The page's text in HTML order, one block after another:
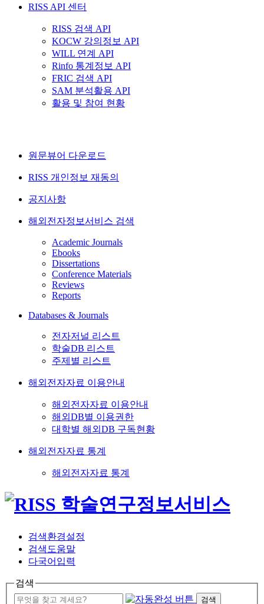
RISS API 센터
RISS 검색 API
KOCW 강의정보 API
WILL 연계 API
Rinfo 통계정보 API
FRIC 검색 API
SAM 분석활용 API
활용 및 참여 현황
원문뷰어 다운로드
RISS 개인정보 재동의
공지사항
해외전자정보서비스 검색
Academic Journals
Ebooks
Dissertations
Conference Materials
Reviews
Reports
Databases & Journals
전자저널 리스트
학술DB 리스트
주제별 리스트
해외전자자료 이용안내
해외전자자료 이용안내
해외DB별 이용권한
대학별 해외DB 구독현황
해외전자자료 통계
해외전자자료 통계
검색환경설정
검색도움말
다국어입력
검색
검색